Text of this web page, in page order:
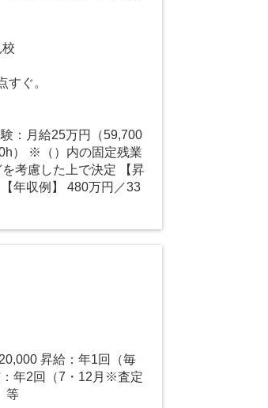
すぐ。
：月給25万円（59,700
） ※（）内の固定残業
考慮した上で決定 【昇
年収例】 480万円／33
昇給：年1回（毎
年2回（7・12月※査定
等